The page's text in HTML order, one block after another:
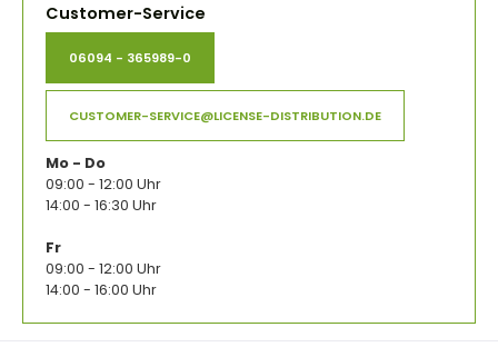
Customer-Service
06094 - 365989-0
CUSTOMER-SERVICE@LICENSE-DISTRIBUTION.DE
Mo - Do
09:00 - 12:00 Uhr
14:00 - 16:30 Uhr
Fr
09:00 - 12:00 Uhr
14:00 - 16:00 Uhr